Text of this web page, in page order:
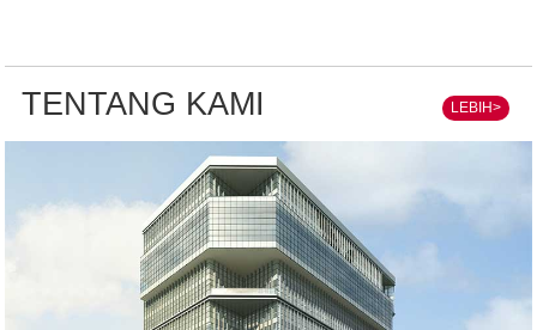
TENTANG KAMI LEBIH>